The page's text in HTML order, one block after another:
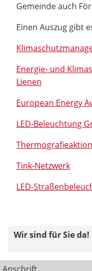
Gemeinde auch
Einen Auszug gibt
Energie- und
Lienen
European Energy
LED-Beleuchtung
Thermografieaktion
Tink-Netzwerk
LED-
Wir sind für Sie